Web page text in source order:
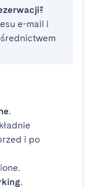
e-mail i
.
i po
.